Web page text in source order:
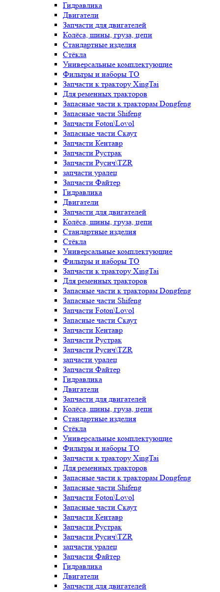
Гидравлика
Двигатели
Запчасти для двигателей
Колёса, шины, груза, цепи
Стандартные изделия
Стёкла
Универсальные комплектующие
Фильтры и наборы ТО
Запчасти к трактору XingTai
Для ременных тракторов
Запасные части к тракторам Dongfeng
Запасные части Shifeng
Запчасти Foton\Lovol
Запасные части Скаут
Запчасти Кентавр
Запчасти Рустрак
Запчасти Русич\TZR
запчасти уралец
Запчасти Файтер
Гидравлика
Двигатели
Запчасти для двигателей
Колёса, шины, груза, цепи
Стандартные изделия
Стёкла
Универсальные комплектующие
Фильтры и наборы ТО
Запчасти к трактору XingTai
Для ременных тракторов
Запасные части к тракторам Dongfeng
Запасные части Shifeng
Запчасти Foton\Lovol
Запасные части Скаут
Запчасти Кентавр
Запчасти Рустрак
Запчасти Русич\TZR
запчасти уралец
Запчасти Файтер
Гидравлика
Двигатели
Запчасти для двигателей
Колёса, шины, груза, цепи
Стандартные изделия
Стёкла
Универсальные комплектующие
Фильтры и наборы ТО
Запчасти к трактору XingTai
Для ременных тракторов
Запасные части к тракторам Dongfeng
Запасные части Shifeng
Запчасти Foton\Lovol
Запасные части Скаут
Запчасти Кентавр
Запчасти Рустрак
Запчасти Русич\TZR
запчасти уралец
Запчасти Файтер
Гидравлика
Двигатели
Запчасти для двигателей